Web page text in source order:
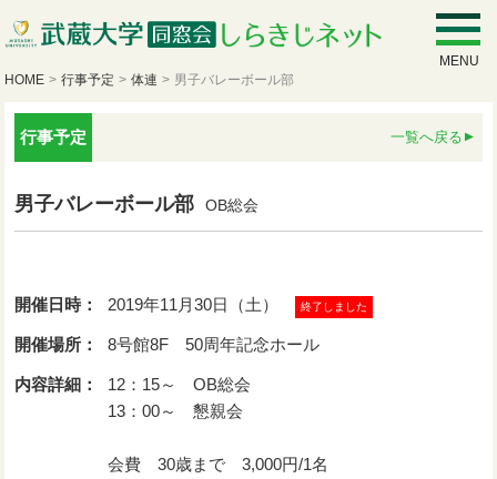
MENU
HOME > 行事予定 > 体連 > 男子バレーボール部
行事予定 一覧へ戻る
男子バレーボール部 OB総会
開催日時： 2019年11月30日（土） 終了しました
開催場所： 8号館8F 50周年記念ホール
内容詳細：
12：15～ OB総会
13：00～ 懇親会
会費 30歳まで 3,000円/1名